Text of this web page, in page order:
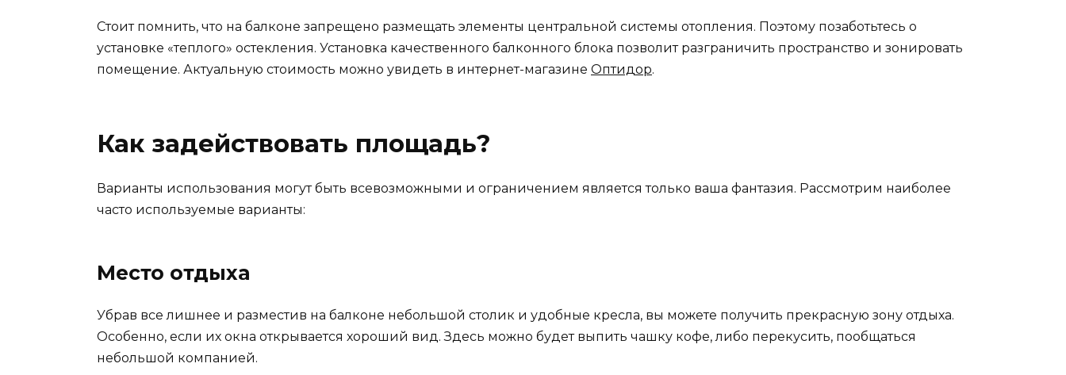
Стоит помнить, что на балконе запрещено размещать элементы центральной системы отопления. Поэтому позаботьтесь о
установке «теплого» остекления. Установка качественного балконного блока позволит разграничить пространство и зонировать
помещение. Актуальную стоимость можно увидеть в интернет-магазине Оптидор.
Как задействовать площадь?
Варианты использования могут быть всевозможными и ограничением является только ваша фантазия. Рассмотрим наиболее
часто используемые варианты:
Место отдыха
Убрав все лишнее и разместив на балконе небольшой столик и удобные кресла, вы можете получить прекрасную зону отдыха.
Особенно, если их окна открывается хороший вид. Здесь можно будет выпить чашку кофе, либо перекусить, пообщаться
небольшой компанией.